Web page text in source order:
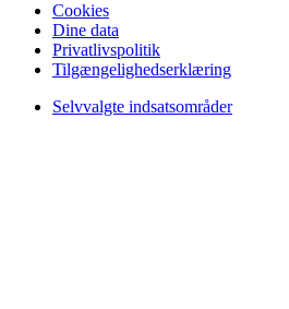
Cookies
Dine data
Privatlivspolitik
Tilgængelighedserklæring
Selvvalgte indsatsområder